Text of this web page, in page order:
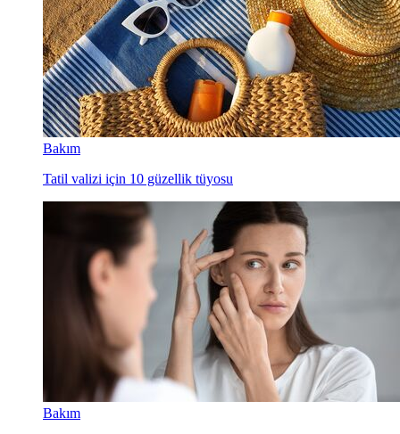
Bakım
Tatil valizi için 10 güzellik tüyosu
Bakım